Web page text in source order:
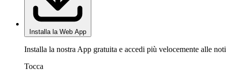
Installa la Web App
Installa la nostra App gratuita e accedi più velocemente alle
Tocca